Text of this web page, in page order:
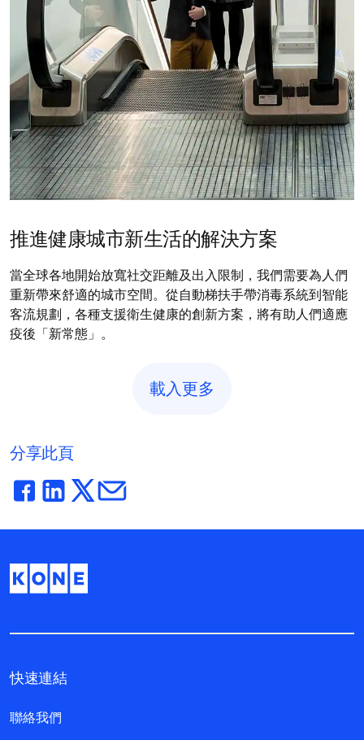
推進健康城市新生活的解決方案
當全球各地開始放寬社交距離及出入限制，我們需要為人們
重新帶來舒適的城市空間。從自動梯扶手帶消毒系統到智能
客流規劃，各種支援衛生健康的創新方案，將有助人們適應
疫後「新常態」。
載入更多
分享此頁
快速連結
聯絡我們